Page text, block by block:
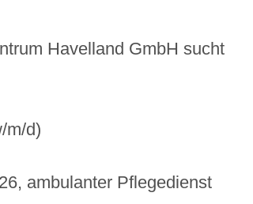
Havelland GmbH sucht
m/d)
ambulanter Pflegedienst